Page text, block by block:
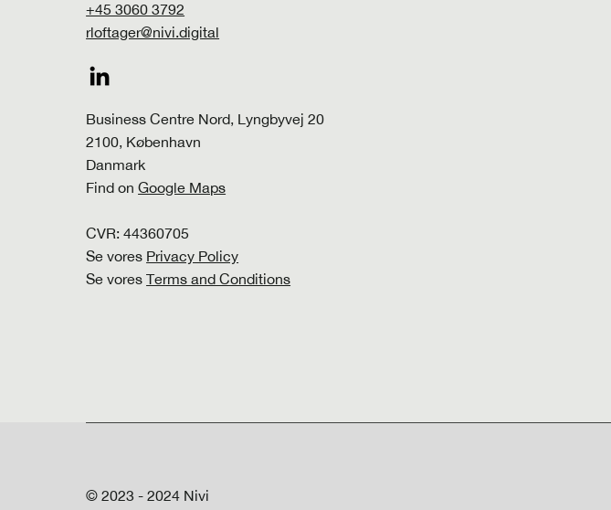
+45 3060 3792
rloftager@nivi.digital
Business Centre Nord, Lyngbyvej 20
2100, København
Danmark
Find onGoogle Maps
CVR: 44360705
Se vores Privacy Policy
Se voresTerms and Conditions
© 2023 - 2024 Nivi